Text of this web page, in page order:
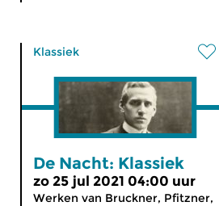
Klassiek
De Nacht: Klassiek
zo 25 jul 2021 04:00 uur
Werken van Bruckner, Pfitzner,